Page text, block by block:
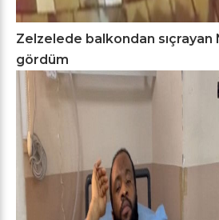
Zelzelede balkondan sıçrayan
gördüm